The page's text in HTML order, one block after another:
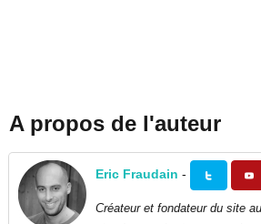
A propos de l'auteur
Eric Fraudain -
Créateur et fondateur du site